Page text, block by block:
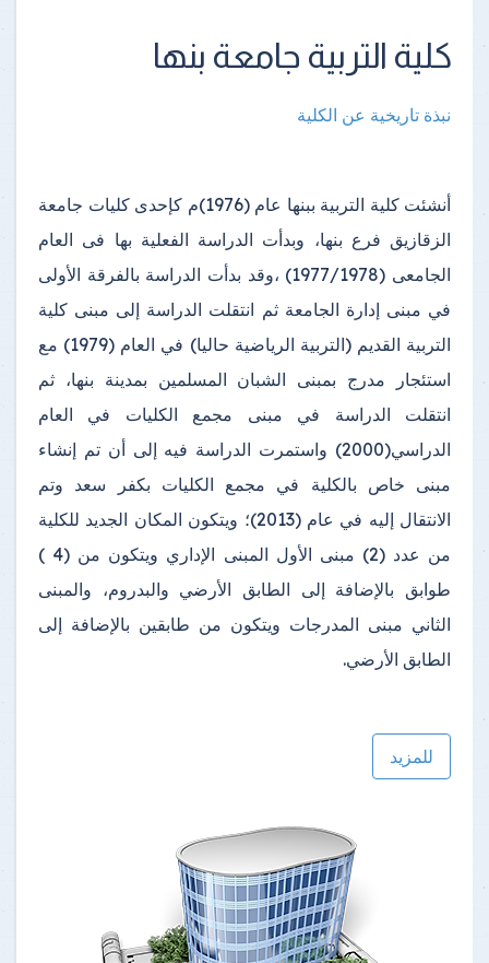
كلية التربية جامعة بنها
نبذة تاريخية عن الكلية
أنشئت كلية التربية ببنها عام (1976)م كإحدى كليات جامعة
الزقازيق فرع بنها، وبدأت الدراسة الفعلية بها فى العام
الجامعى (1977/1978) ،وقد بدأت الدراسة بالفرقة الأولى
في مبنى إدارة الجامعة ثم انتقلت الدراسة إلى مبنى كلية
التربية القديم (التربية الرياضية حاليا) في العام (1979) مع
استئجار مدرج بمبنى الشبان المسلمين بمدينة بنها، ثم
انتقلت الدراسة في مبنى مجمع الكليات في العام
الدراسي(2000) واستمرت الدراسة فيه إلى أن تم إنشاء
مبنى خاص بالكلية في مجمع الكليات بكفر سعد وتم
الانتقال إليه في عام (2013)؛ ويتكون المكان الجديد للكلية
من عدد (2) مبنى الأول المبنى الإداري ويتكون من (4 )
طوابق بالإضافة إلى الطابق الأرضي والبدروم، والمبنى
الثاني مبنى المدرجات ويتكون من طابقين بالإضافة إلى
الطابق الأرضي.
للمزيد